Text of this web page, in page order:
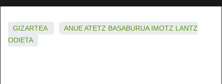
GIZARTEA ANUEATETZ BASABURUA IMOTZ LANTZ
ODIETA